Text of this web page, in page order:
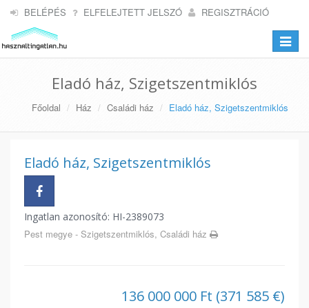
BELÉPÉS ELFELEJTETT JELSZÓ REGISZTRÁCIÓ
Toggle
Eladó ház, Szigetszentmiklós
Főoldal Ház Családi ház Eladó ház, Szigetszentmiklós
Eladó ház, Szigetszentmiklós
Ingatlan azonosító: HI-2389073
Pest megye - Szigetszentmiklós, Családi ház
136 000 000 Ft (371 585 €)